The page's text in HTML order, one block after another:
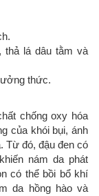
thả lá dâu tằm và
thức.
chống oxy hóa
của khói bụi, ánh
Từ đó, đậu đen có
nám da phát
có thể bồi bổ khí
da hồng hào và